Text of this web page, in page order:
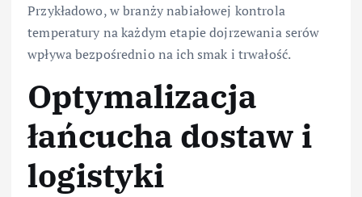
Przykładowo, w branży nabiałowej kontrola
temperatury na każdym etapie dojrzewania serów
wpływa bezpośrednio na ich smak i trwałość.
Optymalizacja
łańcucha dostaw i
logistyki